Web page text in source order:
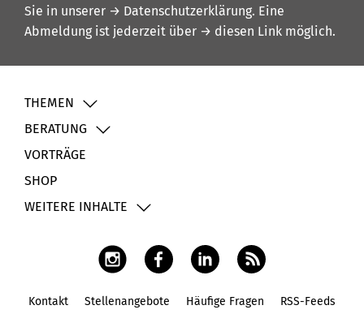
Sie in unserer → Datenschutzerklärung. Eine
Abmeldung ist jederzeit über → diesen Link möglich.
THEMEN
BERATUNG
VORTRÄGE
SHOP
WEITERE INHALTE
Kontakt Stellenangebote Häufige Fragen RSS-Feeds